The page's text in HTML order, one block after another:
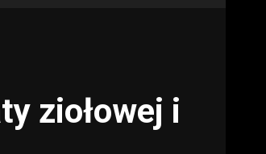
ziołowej i